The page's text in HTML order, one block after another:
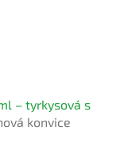
– tyrkysová s
konvice